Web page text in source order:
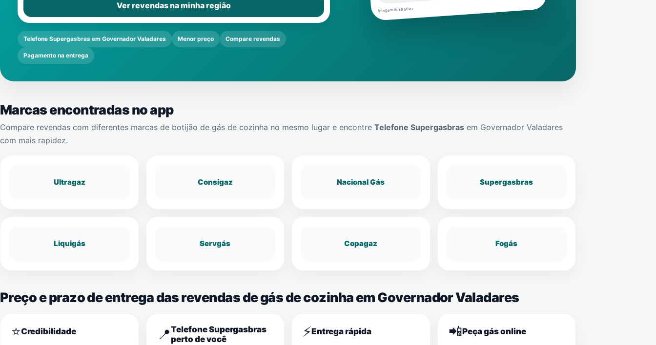
Ver revendas na minha região
Telefone Supergasbras em Governador Valadares Menor preço Compare revendas
Pagamento na entrega
Imagem ilustrativa
Marcas encontradas no app
Compare revendas com diferentes marcas de botijão de gás de cozinha no mesmo lugar e encontre Telefone Supergasbras em Governador Valadares
com mais rapidez.
Ultragaz Consigaz Nacional Gás Supergasbras
Liquigás Servgás Copagaz Fogás
Preço e prazo de entrega das revendas de gás de cozinha em Governador Valadares
⭐Credibilidade 📍Telefone Supergasbras
perto de você
⚡Entrega rápida 📲Peça gás online